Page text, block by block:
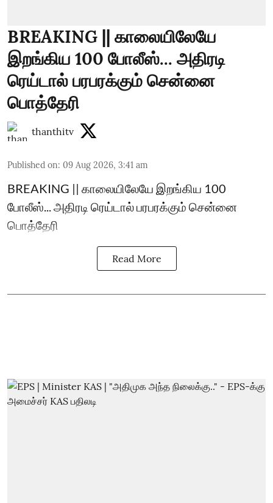
BREAKING || காலையிலேயே
இறங்கிய 100 போலீஸ்... அதிரடி
ரெய்டால் பரபரக்கும் சென்னை
பொத்தேரி
thanthitv
Published on: 09 Aug 2026, 3:41 am
BREAKING || காலையிலேயே இறங்கிய 100
போலீஸ்... அதிரடி ரெய்டால் பரபரக்கும் சென்னை
பொத்தேரி
Read More